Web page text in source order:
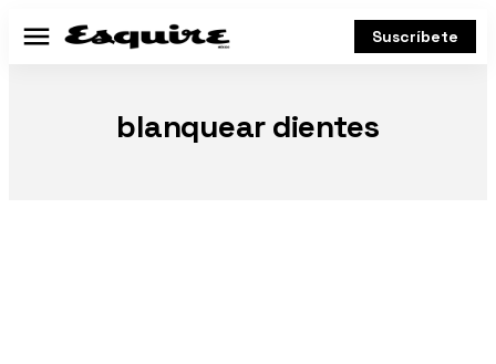
Menú Suscríbete
blanquear dientes